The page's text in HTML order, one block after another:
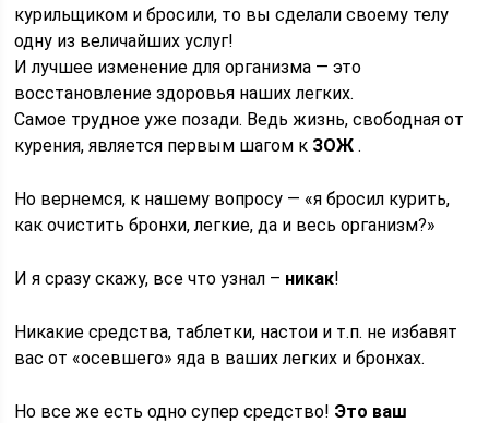
курильщиком и бросили, то вы сделали своему телу
одну из величайших услуг!
И лучшее изменение для организма — это
восстановление здоровья наших легких.
Самое трудное уже позади. Ведь жизнь, свободная от
курения, является первым шагом к ЗОЖ .
Но вернемся, к нашему вопросу — «я бросил курить,
как очистить бронхи, легкие, да и весь организм?»
И я сразу скажу, все что узнал – никак!
Никакие средства, таблетки, настои и т.п. не избавят
вас от «осевшего» яда в ваших легких и бронхах.
Но все же есть одно супер средство! Это ваш